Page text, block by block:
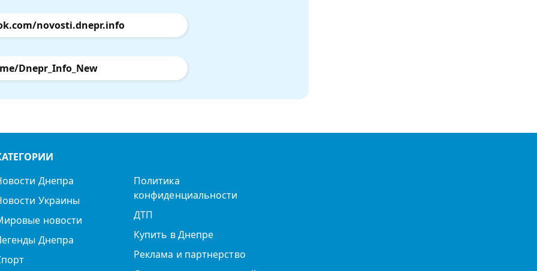
novosti.dnepr.info
Dnepr_Info_New
Днепра
Украины
новости
Днепра
Политика
конфиденциальности
ДТП
Купить в Днепре
Реклама и партнерство